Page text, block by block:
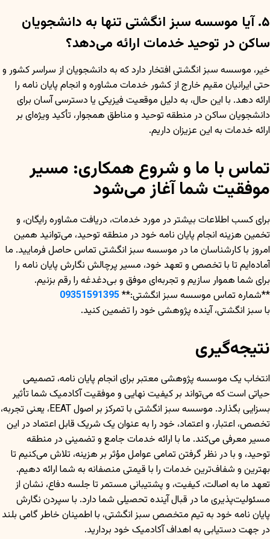
۵. آیا موسسه سبز انگشتی تنها به دانشجویان
ساکن در توحید خدمات ارائه می‌دهد؟
خیر، موسسه سبز انگشتی افتخار دارد که به دانشجویان از سراسر کشور و
حتی ایرانیان مقیم خارج از کشور خدمات مشاوره و انجام پایان نامه را
ارائه دهد. با این حال، به دلیل موقعیت فیزیکی یا دسترسی آسان برای
دانشجویان ساکن در منطقه توحید و مناطق همجوار، تأکید ویژه‌ای بر
ارائه خدمات به این عزیزان داریم.
تماس با ما و شروع همکاری: مسیر
موفقیت شما آغاز می‌شود
برای کسب اطلاعات بیشتر در مورد خدمات، دریافت مشاوره رایگان، و
تخمین هزینه انجام پایان نامه خود در منطقه توحید، می‌توانید همین
امروز با کارشناسان ما در موسسه سبز انگشتی تماس حاصل فرمایید. ما
آماده‌ایم تا با تخصص و تعهد خود، مسیر پرچالش نگارش پایان نامه را
برای شما هموار سازیم و تجربه‌ای موفق و بی‌دغدغه را رقم بزنیم.
**شماره تماس موسسه سبز انگشتی:**09351591395
با سبز انگشتی، آینده پژوهشی خود را تضمین کنید.
نتیجه‌گیری
انتخاب یک موسسه پژوهشی معتبر برای انجام پایان نامه، تصمیمی
حیاتی است که می‌تواند بر کیفیت نهایی و موفقیت آکادمیک شما تأثیر
بسزایی بگذارد. موسسه سبز انگشتی با تمرکز بر اصول EEAT، یعنی تجربه،
تخصص، اعتبار، و اعتماد، خود را به عنوان یک شریک قابل اعتماد در این
مسیر معرفی می‌کند. ما با ارائه خدمات جامع و تضمینی در منطقه
توحید، و با در نظر گرفتن تمامی عوامل مؤثر بر هزینه، تلاش می‌کنیم تا
بهترین و شفاف‌ترین خدمات را با قیمتی منصفانه به شما ارائه دهیم.
تعهد ما به اصالت، کیفیت، و پشتیبانی مستمر تا جلسه دفاع، نشان از
مسئولیت‌پذیری ما در قبال آینده تحصیلی شما دارد. با سپردن نگارش
پایان نامه خود به تیم متخصص سبز انگشتی، با اطمینان خاطر گامی بلند
در جهت دستیابی به اهداف آکادمیک خود بردارید.